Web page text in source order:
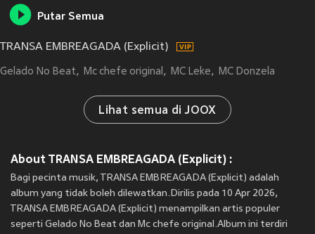
Putar Semua
TRANSA EMBREAGADA (Explicit)
Gelado No Beat Mc chefe original MC Leke MC Donzela
Lihat semua di JOOX
About TRANSA EMBREAGADA (Explicit) :
Bagi pecinta musik, TRANSA EMBREAGADA (Explicit) adalah
album yang tidak boleh dilewatkan.Dirilis pada 10 Apr 2026,
TRANSA EMBREAGADA (Explicit) menampilkan artis populer
seperti Gelado No Beat dan Mc chefe original.Album ini terdiri